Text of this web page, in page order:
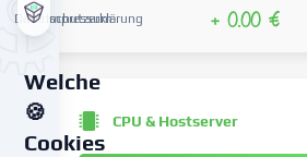
+ 0.00 €
CPU & Hostserver
Datenschutzerklärung
Impressum
Welche
🍪
Cookies